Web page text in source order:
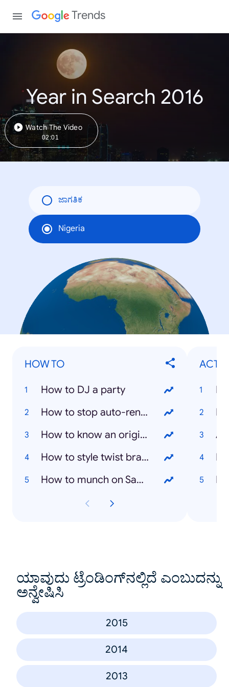
Trends
Year in Search 2016
Watch The Video
02:01
ಜಾಗತಿಕ
Nigeria
HOW TO
How to DJ a party
How to stop auto-renewal on Glo
How to know an original Iphone 5S
How to style twist braids
How to munch on Samsung Galaxy S6 Edge
ಯಾವುದು ಟ್ರೆಂಡಿಂಗ್‌ನಲ್ಲಿದೆ ಎಂಬುದನ್ನು
ಅನ್ವೇಷಿಸಿ
2015
2014
2013